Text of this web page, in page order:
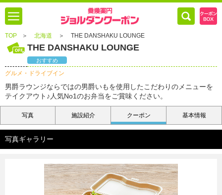
TOP ＞ 北海道 ＞ THE DANSHAKU LOUNGE
THE DANSHAKU LOUNGE
おすすめ
グルメ・ドライブイン
男爵ラウンジならではの男爵いもを使用したこだわりのメニューを
テイクアウト♪人気No1のお弁当をご賞味ください。
写真 施設紹介 クーポン 基本情報
写真ギャラリー